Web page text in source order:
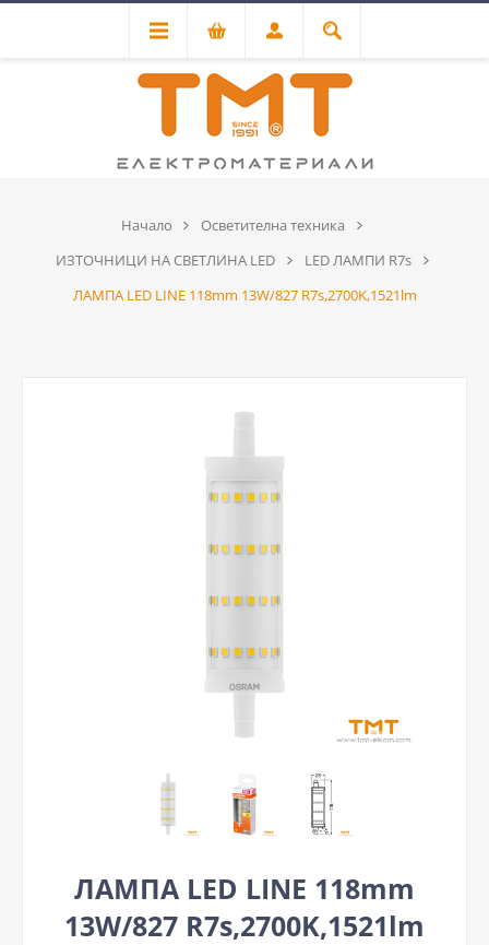
Начало
Осветителна техника
ИЗТОЧНИЦИ НА СВЕТЛИНА LED
LED ЛАМПИ R7s
ЛАМПА LED LINE 118mm 13W/827 R7s,2700K,1521lm
ЛАМПА LED LINE 118mm
13W/827 R7s,2700K,1521lm